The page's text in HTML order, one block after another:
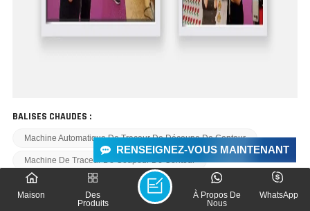
RENSEIGNEZ-VOUS MAINTENANT
BALISES CHAUDES :
Machine Automatique De Traceur De Découpe De Contour
Machine De Traceur De Coupeur De Contour
Traceur De Découpe De Contour
Traceur De Découpe De Contour
Maison
Des
Produits
WhatsApp
À Propos De
Nous